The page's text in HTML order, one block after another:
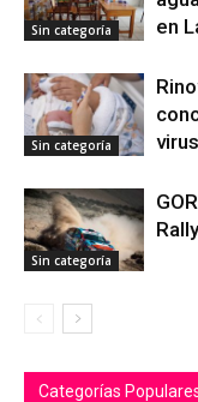
Sin categoría
en
Sin categoría
Sin categoría
Categorías